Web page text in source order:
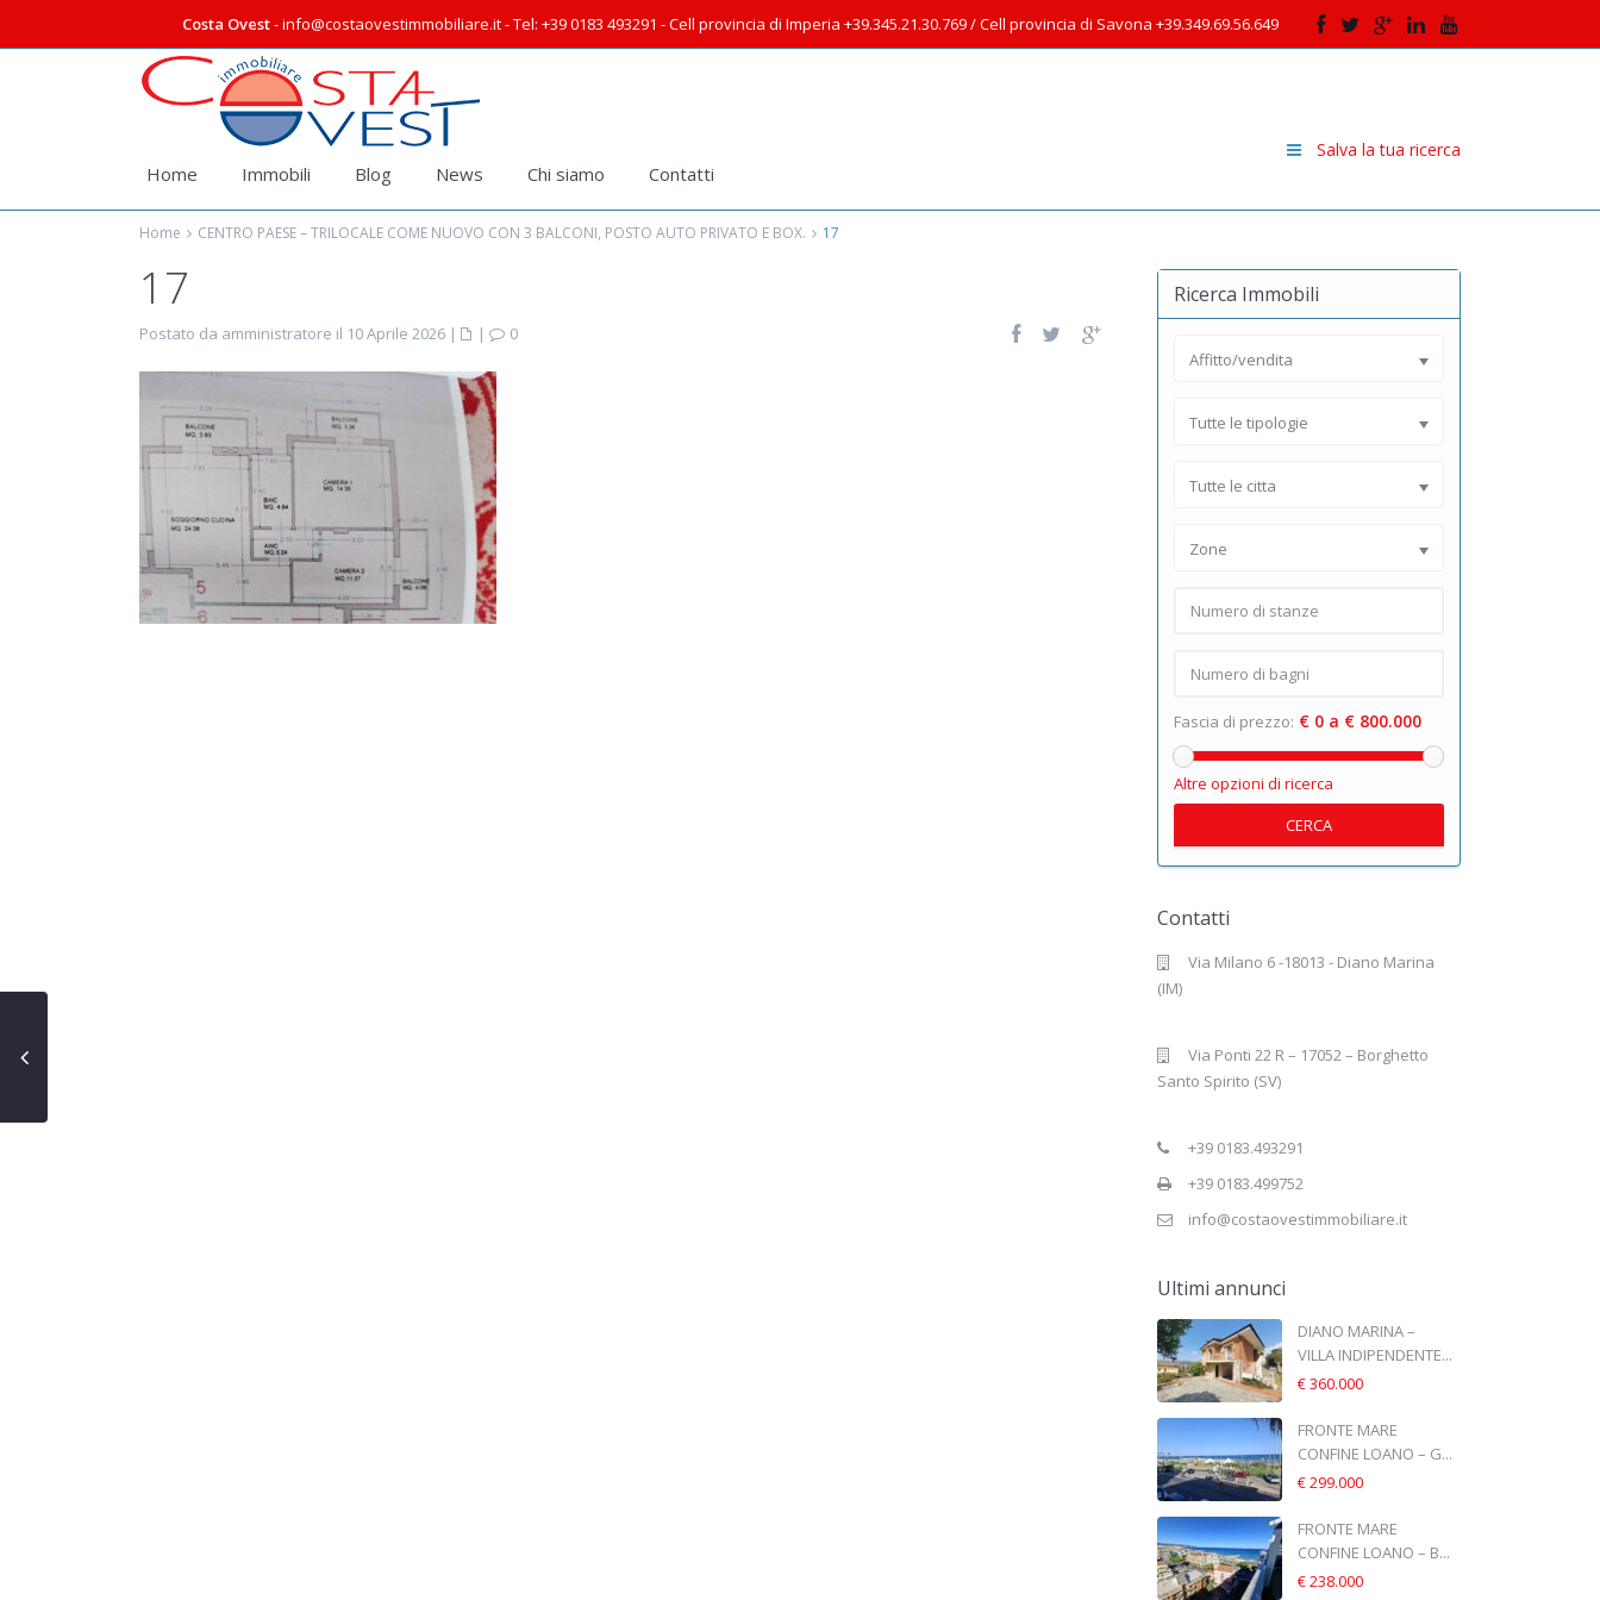
Costa Ovest- info@costaovestimmobiliare.it - Tel: +39 0183 493291 - Cell provincia di Imperia +39.345.21.30.769 / Cell provincia di Savona +39.349.69.56.649
Salva la tua ricerca
Home Immobili Blog News Chi siamo Contatti
Home CENTRO PAESE – TRILOCALE COME NUOVO CON 3 BALCONI, POSTO AUTO PRIVATO E BOX. 17
17
Postato da amministratore il 10 Aprile 2026 | | 0
Ricerca Immobili
Affitto/vendita
Tutte le tipologie
Tutte le citta
Zone
Fascia di prezzo: € 0 a € 800.000
Altre opzioni di ricerca
CERCA
Contatti
Via Milano 6 -18013 - Diano Marina
(IM)
Via Ponti 22 R – 17052 – Borghetto
Santo Spirito (SV)
+39 0183.493291
+39 0183.499752
info@costaovestimmobiliare.it
Ultimi annunci
DIANO MARINA –
VILLA INDIPENDENTE...
€ 360.000
FRONTE MARE
CONFINE LOANO – G...
€ 299.000
FRONTE MARE
CONFINE LOANO – B...
€ 238.000